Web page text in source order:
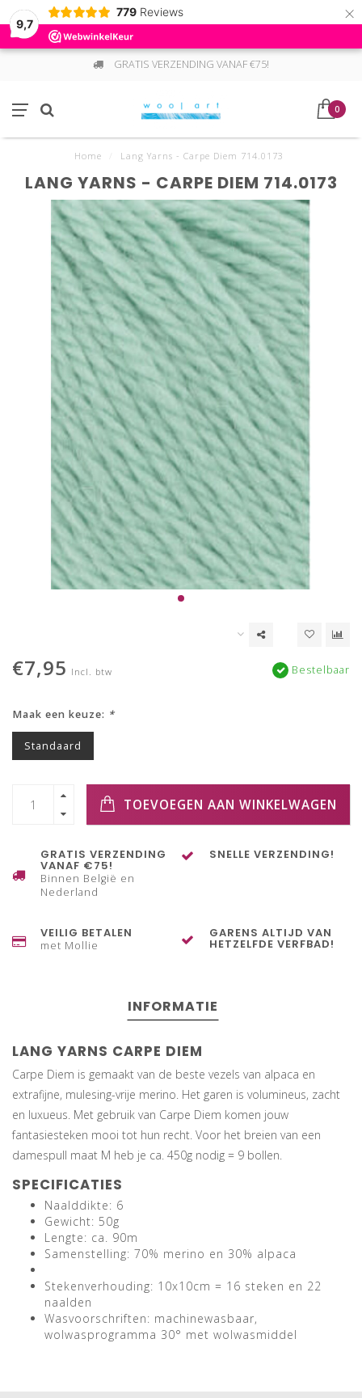
9,7
779 Reviews ×
GRATIS VERZENDING VANAF €75!
0
Home Lang Yarns - Carpe Diem 714.0173
LANG YARNS - CARPE DIEM 714.0173
€7,95 Incl. btw Bestelbaar
Maak een keuze: *
Standaard
TOEVOEGEN AAN WINKELWAGEN
GRATIS VERZENDING
VANAF €75!
Binnen België en
Nederland
SNELLE VERZENDING!
VEILIG BETALEN
met Mollie
GARENS ALTIJD VAN
HETZELFDE VERFBAD!
INFORMATIE
LANG YARNS CARPE DIEM
Carpe Diem is gemaakt van de beste vezels van alpaca en
extrafijne, mulesing-vrije merino. Het garen is volumineus, zacht
en luxueus. Met gebruik van Carpe Diem komen jouw
fantasiesteken mooi tot hun recht. Voor het breien van een
damespull maat M heb je ca. 450g nodig = 9 bollen.
SPECIFICATIES
Naalddikte: 6
Gewicht: 50g
Lengte: ca. 90m
Samenstelling: 70% merino en 30% alpaca
Stekenverhouding: 10x10cm = 16 steken en 22
naalden
Wasvoorschriften: machinewasbaar,
wolwasprogramma 30° met wolwasmiddel